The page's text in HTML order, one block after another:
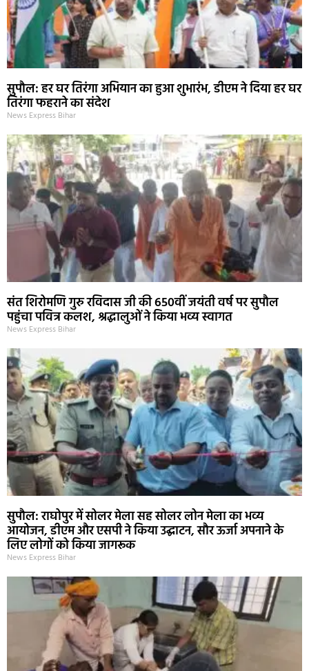
सुपौल: हर घर तिरंगा अभियान का हुआ शुभारंभ, डीएम ने दिया हर घर
तिरंगा फहराने का संदेश
News Express Bihar
संत शिरोमणि गुरु रविदास जी की 650वीं जयंती वर्ष पर सुपौल
पहुंचा पवित्र कलश, श्रद्धालुओं ने किया भव्य स्वागत
News Express Bihar
सुपौल: राघोपुर में सोलर मेला सह सोलर लोन मेला का भव्य
आयोजन, डीएम और एसपी ने किया उद्घाटन, सौर ऊर्जा अपनाने के
लिए लोगों को किया जागरूक
News Express Bihar